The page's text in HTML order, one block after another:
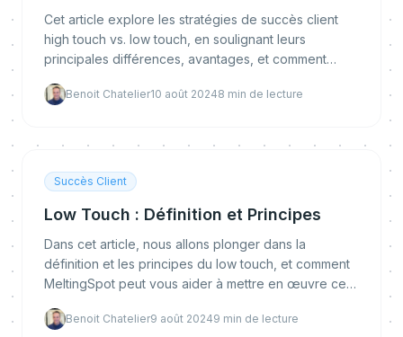
Cet article explore les stratégies de succès client
high touch vs. low touch, en soulignant leurs
principales différences, avantages, et comment
entreBenoit Chatelier10 août 20248 min de lecture
Succès Client
Low Touch : Définition et Principes
Dans cet article, nous allons plonger dans la
définition et les principes du low touch, et comment
MeltingSpot peut vous aider à mettre en œuvre ces
Benoit Chatelier9 août 20249 min de lecture